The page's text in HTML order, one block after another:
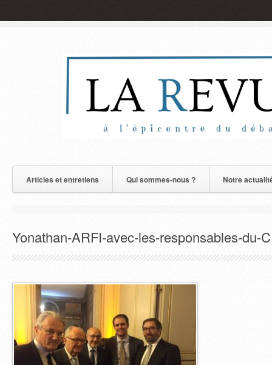
Articles et entretiens Qui sommes-nous ? Notre
Yonathan-ARFI-avec-les-responsables-du-